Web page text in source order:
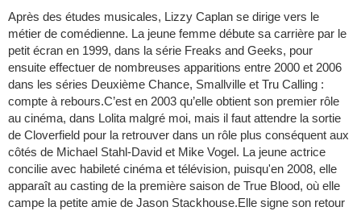
Après des études musicales, Lizzy Caplan se dirige vers le
métier de comédienne. La jeune femme débute sa carrière par le
petit écran en 1999, dans la série Freaks and Geeks, pour
ensuite effectuer de nombreuses apparitions entre 2000 et 2006
dans les séries Deuxième Chance, Smallville et Tru Calling :
compte à rebours.C’est en 2003 qu’elle obtient son premier rôle
au cinéma, dans Lolita malgré moi, mais il faut attendre la sortie
de Cloverfield pour la retrouver dans un rôle plus conséquent aux
côtés de Michael Stahl-David et Mike Vogel. La jeune actrice
concilie avec habileté cinéma et télévision, puisqu'en 2008, elle
apparaît au casting de la première saison de True Blood, où elle
campe la petite amie de Jason Stackhouse.Elle signe son retour